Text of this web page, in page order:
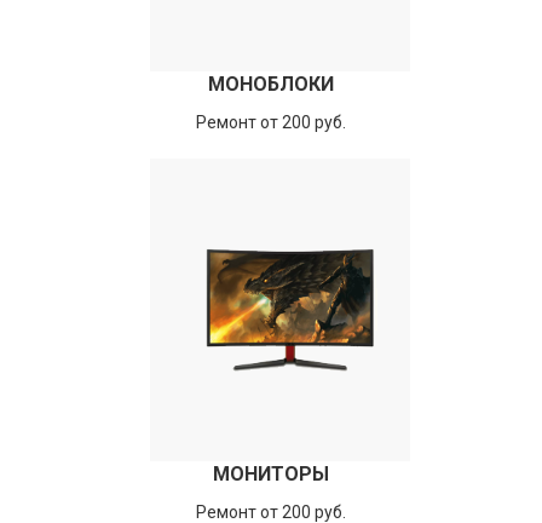
МОНОБЛОКИ
Ремонт от 200 руб.
МОНИТОРЫ
Ремонт от 200 руб.